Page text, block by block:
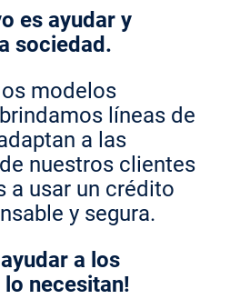
es ayudar y
sociedad.
modelos
líneas de
a las
nuestros clientes
a usar un crédito
y segura.
a los
necesitan!